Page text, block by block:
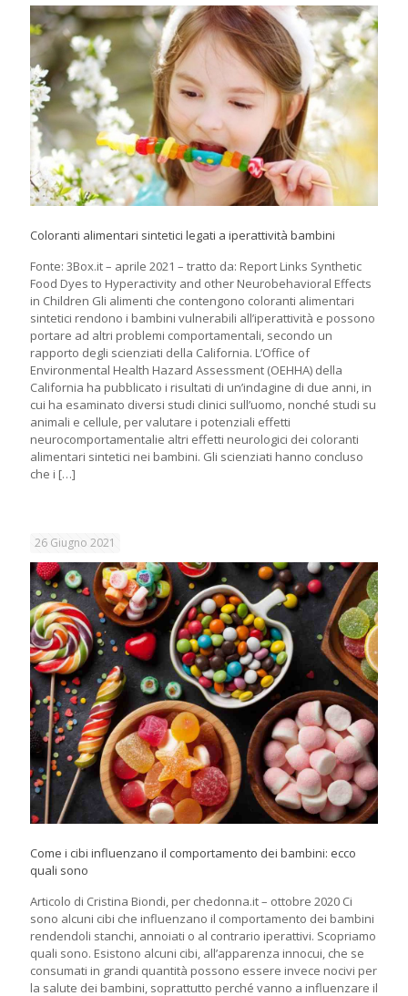
Coloranti alimentari sintetici legati a iperattività bambini
Fonte: 3Box.it – aprile 2021 – tratto da: Report Links Synthetic
Food Dyes to Hyperactivity and other Neurobehavioral Effects
in Children Gli alimenti che contengono coloranti alimentari
sintetici rendono i bambini vulnerabili all’iperattività e possono
portare ad altri problemi comportamentali, secondo un
rapporto degli scienziati della California. L’Office of
Environmental Health Hazard Assessment (OEHHA) della
California ha pubblicato i risultati di un’indagine di due anni, in
cui ha esaminato diversi studi clinici sull’uomo, nonché studi su
animali e cellule, per valutare i potenziali effetti
neurocomportamentalie altri effetti neurologici dei coloranti
alimentari sintetici nei bambini. Gli scienziati hanno concluso
che i […]
26 Giugno 2021
Come i cibi influenzano il comportamento dei bambini: ecco
quali sono
Articolo di Cristina Biondi, per chedonna.it – ottobre 2020 Ci
sono alcuni cibi che influenzano il comportamento dei bambini
rendendoli stanchi, annoiati o al contrario iperattivi. Scopriamo
quali sono. Esistono alcuni cibi, all’apparenza innocui, che se
consumati in grandi quantità possono essere invece nocivi per
la salute dei bambini, soprattutto perché vanno a influenzare il